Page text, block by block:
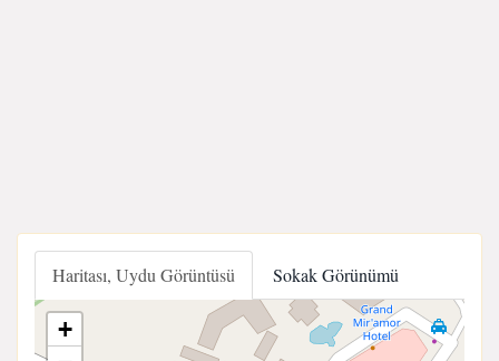
Haritası, Uydu Görüntüsü Sokak Görünümü
+